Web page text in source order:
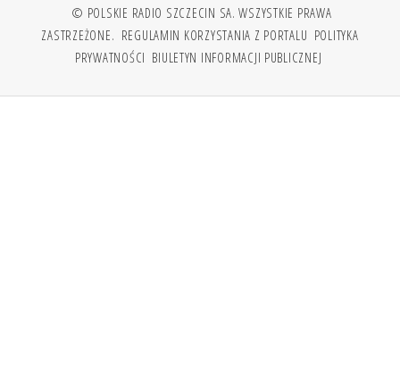
© POLSKIE RADIO SZCZECIN SA. WSZYSTKIE PRAWA
ZASTRZEŻONE. REGULAMIN KORZYSTANIA Z PORTALU POLITYKA
PRYWATNOŚCI BIULETYN INFORMACJI PUBLICZNEJ